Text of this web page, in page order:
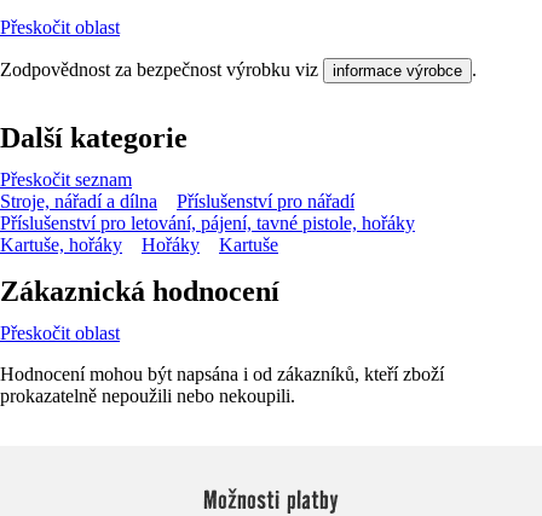
Přeskočit oblast
Zodpovědnost za bezpečnost výrobku viz informace výrobce .
Další kategorie
Přeskočit seznam
Stroje, nářadí a dílna
Příslušenství pro nářadí
Příslušenství pro letování, pájení, tavné pistole, hořáky
Kartuše, hořáky
Hořáky Kartuše
Zákaznická hodnocení
Přeskočit oblast
Hodnocení mohou být napsána i od zákazníků, kteří zboží
prokazatelně nepoužili nebo nekoupili.
Možnosti platby